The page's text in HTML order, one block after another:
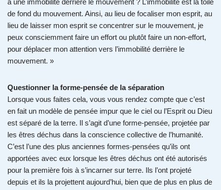
a une immobilité derrière le mouvement ? L’immobilité est la toile
de fond du mouvement. Ainsi, au lieu de focaliser mon esprit, au
lieu de laisser mon esprit se concentrer sur le mouvement, je
peux consciemment faire un effort ou plutôt faire un non-effort,
pour déplacer mon attention vers l’immobilité derrière le
mouvement. »
Questionner la forme-pensée de la séparation
Lorsque vous faites cela, vous vous rendez compte que c’est
en fait un modèle de pensée impur que le ciel ou l’Esprit ou Dieu
est séparé de la terre. Il s’agit d’une forme-pensée, projetée par
les êtres déchus dans la conscience collective de l’humanité.
C’est l’une des plus anciennes formes-pensées qu’ils ont
apportées avec eux lorsque les êtres déchus ont été autorisés
pour la première fois à s’incarner sur terre. Ils l’ont projeté
depuis et ils la projettent aujourd’hui, bien que de plus en plus de